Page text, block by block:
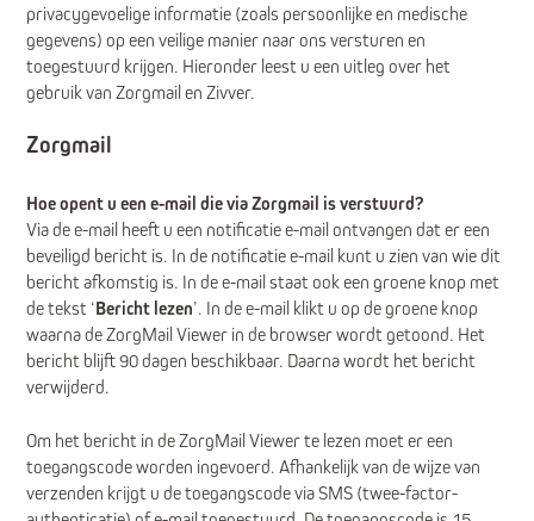
privacygevoelige informatie (zoals persoonlijke en medische
gegevens) op een veilige manier naar ons versturen en
toegestuurd krijgen. Hieronder leest u een uitleg over het
gebruik van Zorgmail en Zivver.
Zorgmail
Hoe opent u een e-mail die via Zorgmail is verstuurd?
Via de e-mail heeft u een notificatie e-mail ontvangen dat er een
beveiligd bericht is. In de notificatie e-mail kunt u zien van wie dit
bericht afkomstig is. In de e-mail staat ook een groene knop met
de tekst ‘Bericht lezen’. In de e-mail klikt u op de groene knop
waarna de ZorgMail Viewer in de browser wordt getoond. Het
bericht blijft 90 dagen beschikbaar. Daarna wordt het bericht
verwijderd.
Om het bericht in de ZorgMail Viewer te lezen moet er een
toegangscode worden ingevoerd. Afhankelijk van de wijze van
verzenden krijgt u de toegangscode via SMS (twee-factor-